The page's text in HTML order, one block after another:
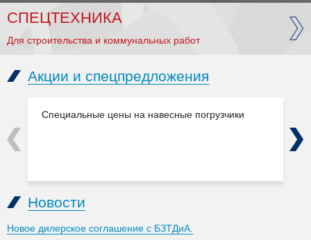
СПЕЦТЕХНИКА
Для строительства и коммунальных работ
Акции и спецпредложения
Специальные цены на навесные погрузчики
Previous Next
Новости
Новое дилерское соглашение с БЗТДиА.